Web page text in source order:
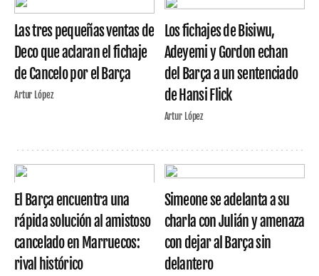
Las tres pequeñas ventas de
Deco que aclaran el fichaje
de Cancelo por el Barça
Artur López
Los fichajes de Bisiwu,
Adeyemi y Gordon echan
del Barça a un sentenciado
de Hansi Flick
Artur López
El Barça encuentra una
rápida solución al amistoso
cancelado en Marruecos:
rival histórico
Simeone se adelanta a su
charla con Julián y amenaza
con dejar al Barça sin
delantero